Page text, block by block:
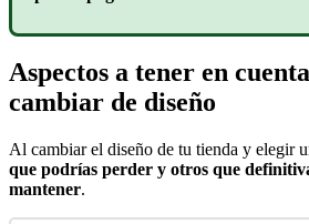
Aspectos a tener en
cambiar de diseño
Al cambiar el diseño de tu tienda y elegir
que podrías perder y otros que
mantener.